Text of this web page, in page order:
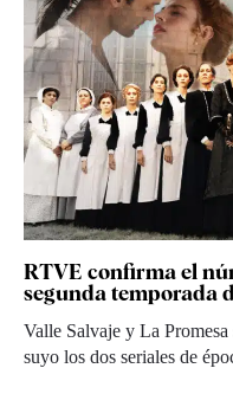
RTVE confirma el
segunda temporada
Valle Salvaje y La
suyo los dos seriales de